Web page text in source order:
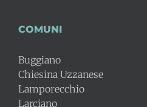
COMUNI
Buggiano
Chiesina Uzzanese
Lamporecchio
Larciano